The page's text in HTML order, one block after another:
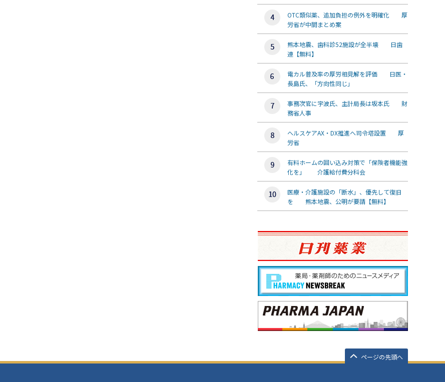
OTC類似薬、追加負担の例外を明確化 厚
労省が中間まとめ案
熊本地震、歯科診52施設が全半壊 日歯
連【無料】
電カル普及率の厚労相見解を評価 日医・
長島氏、「方向性同じ」
事務次官に宇波氏、主計局長は坂本氏 財
務省人事
ヘルスケアAX・DX推進へ司令塔設置 厚
労省
有料ホームの囲い込み対策で「保険者機能強
化を」 介護給付費分科会
医療・介護施設の「断水」、優先して復旧
を 熊本地震、公明が要請【無料】
ページの先頭へ